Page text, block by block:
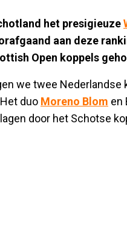
het presigieuze
aan deze
Open koppels
we twee
duo Moreno Blom en
door het Schotse